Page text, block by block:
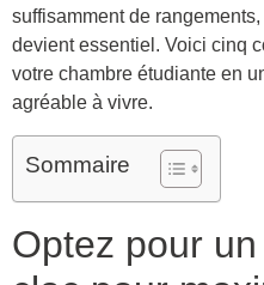
suffisamment de
devient essentiel. Voici cinq
votre chambre étudiante en
agréable à vivre.
Sommaire
Optez pour